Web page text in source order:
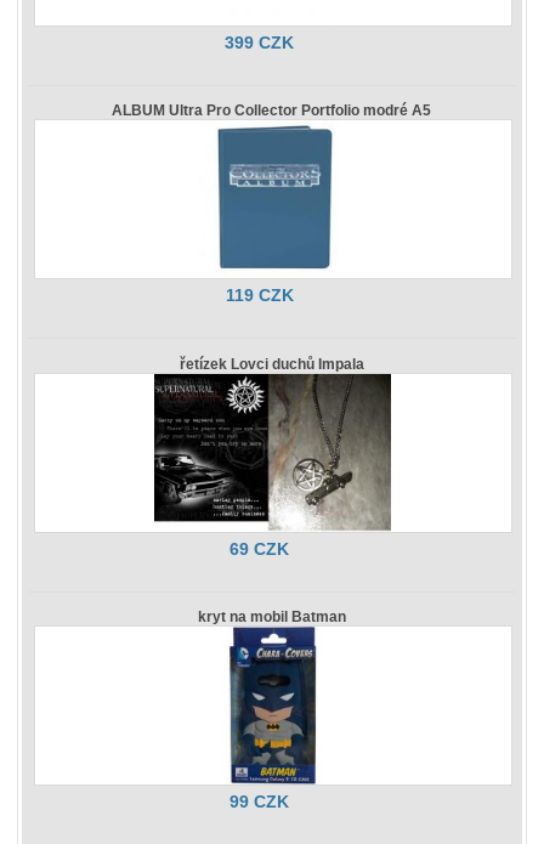
399 CZK
ALBUM Ultra Pro Collector Portfolio modré A5
119 CZK
řetízek Lovci duchů Impala
69 CZK
kryt na mobil Batman
99 CZK